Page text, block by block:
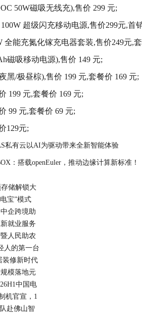
50W磁吸无线充),售价 299 元;
超级闪充移动电源,售价299元,首
全能充氮化镓充电器套装,售价249元,
磁吸移动电源),售价 149 元;
黑/极昼棕),售价 199 元,套餐价 169 元;
199 元,套餐价 169 元;
99 元,套餐价 69 元;
129元;
私有云以AI为驱动带来全新智能体验
：搭载openEuler，推动边缘计算新标准！
储解锁大
宝”模式
企跨境助
就业服务
人民助农
人的第一台
装修新时代
模落地元
中国电
机官宣，1
赴佛山智